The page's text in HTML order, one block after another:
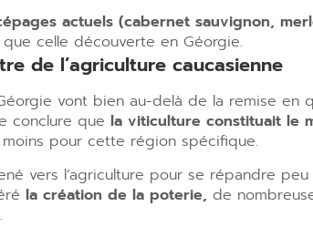
actuels (cabernet sauvignon,
que celle découverte en Géorgie.
de l’agriculture caucasienne
vont bien au-delà de la remise en
conclure que la viticulture constituait le
moins pour cette région spécifique.
vers l’agriculture pour se répandre peu
la création de la poterie, de